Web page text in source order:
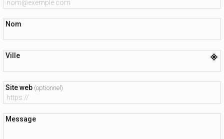
Nom
Ville
Site web (optionnel)
Message